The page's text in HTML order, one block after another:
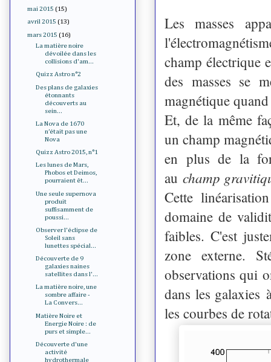
Les masses
champ électrique
des masses se
magnétique
Et, de la même
un champ
en plus de la
au champ
Cette
domaine de
faibles. C'est
zone externe.
observations qui
dans les galaxies
les courbes de
mai 2015 (15)
avril 2015 (13)
mars 2015 (16)
La matière noire
dévoilée dans les
collisions d'am...
Quizz Astro n°2
Des plans de galaxies
étonnants
découverts au
sein...
La Nova de 1670
n’était pas une
Nova
Quizz Astro 2015, n°1
Les lunes de Mars,
Phobos et Deimos,
pourraient êt...
Une seule supernova
produit
suffisamment de
poussi...
Observer l'éclipse de
Soleil sans
lunettes spécial...
Découverte de 9
galaxies naines
satellites dans l'...
La matière noire, une
sombre affaire -
La Convers...
Matière Noire et
Energie Noire : de
purs et simple...
Découverte d'une
activité
hydrothermale